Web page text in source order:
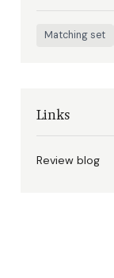
Matching set
Links
Review blog